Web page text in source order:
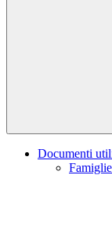
Documenti